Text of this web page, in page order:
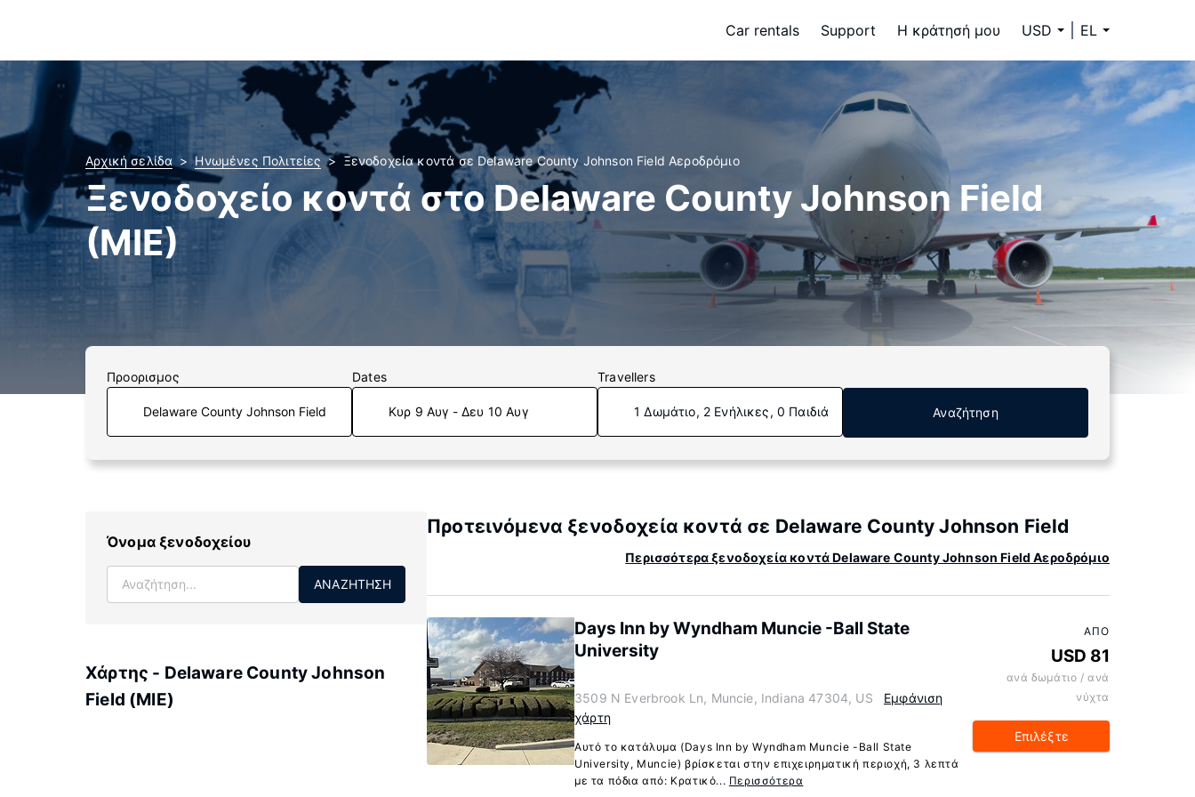
Car rentals Support Η κράτησή μου USD EL
Αρχική σελίδα Ηνωμένες Πολιτείες Ξενοδοχεία κοντά σε Delaware County Johnson Field Αεροδρόμιο
Ξενοδοχείο κοντά στο Delaware County Johnson Field
(MIE)
Προορισμος Dates
Κυρ 9 Αυγ - Δευ 10 Αυγ
Travellers
1 Δωμάτιο, 2 Ενήλικες, 0 Παιδιά Αναζήτηση
Όνομα ξενοδοχείου
ΑΝΑΖΉΤΗΣΗ
Χάρτης - Delaware County Johnson
Field (MIE)
Προτεινόμενα ξενοδοχεία κοντά σε Delaware County Johnson Field
Περισσότερα ξενοδοχεία κοντά Delaware County Johnson Field Αεροδρόμιο
Days Inn by Wyndham Muncie -Ball State
University
3509 N Everbrook Ln, Muncie, Indiana 47304, US
Εμφάνιση
χάρτη
Αυτό το κατάλυμα (Days Inn by Wyndham Muncie -Ball State
University, Muncie) βρίσκεται στην επιχειρηματική περιοχή, 3 λεπτά
με τα πόδια από: Κρατικό... Περισσότερα
ΑΠΌ
USD 81
ανά δωμάτιο / ανά
νύχτα
Επιλέξτε